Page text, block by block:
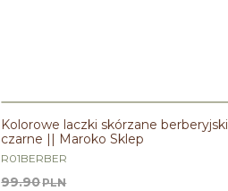
Kolorowe laczki skórzane
czarne || Maroko Sklep
R01BERBER
99.90PLN